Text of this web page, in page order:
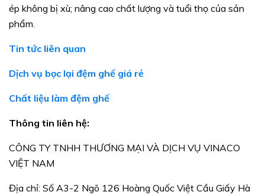
ép không bị xù; nâng cao chất lượng và tuổi thọ của sản
phẩm.
Tin tức liên quan
Dịch vụ bọc lại đệm ghế giá rẻ
Chất liệu làm đệm ghế
Thông tin liên hệ:
CÔNG TY TNHH THƯƠNG MẠI VÀ DỊCH VỤ VINACO
VIỆT NAM
Địa chỉ: Số A3-2 Ngõ 126 Hoàng Quốc Việt Cầu Giấy Hà